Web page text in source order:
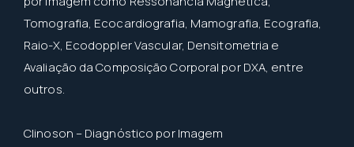
Tomografia, Ecocardiografia, Mamografia, Ecografia,
Raio-X, Ecodoppler Vascular, Densitometria e
Avaliação da Composição Corporal por DXA, entre
outros.
Clinoson – Diagnóstico por Imagem